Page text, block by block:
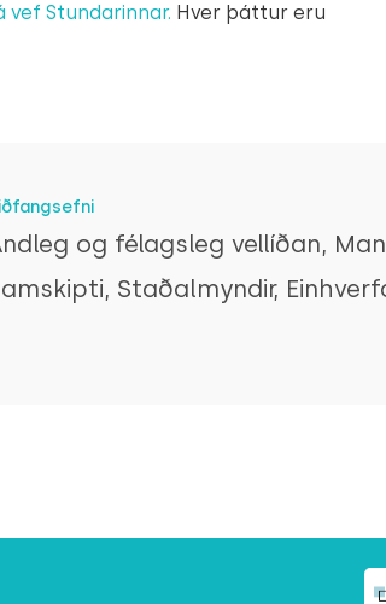
vef Stundarinnar. Hver þáttur eru
og félagsleg vellíðan,
Staðalmyndir,